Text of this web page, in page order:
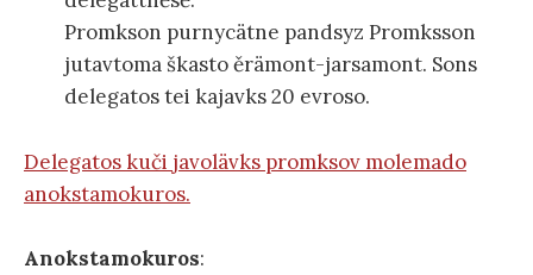
Promkson‌ purnycätne pandsyz‌ Promksson‌
jutavtoma škasto ěrämont‌-jarsamont‌. Sons‌
delegatos‌ tei kajavks 20 evroso.
Delegatos‌ kuči javolävks promksov molemado
anokstamokuros.
Anokstamokuros‌: